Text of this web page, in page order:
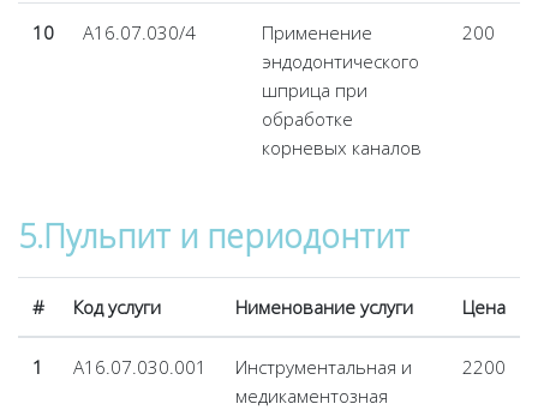
10 А16.07.030/4
Применение
эндодонтического
шприца при
обработке
корневых каналов
200
5.Пульпит и периодонтит
# Код услуги Нименование услуги Цена
1 А16.07.030.001
Инструментальная и
медикаментозная
2200